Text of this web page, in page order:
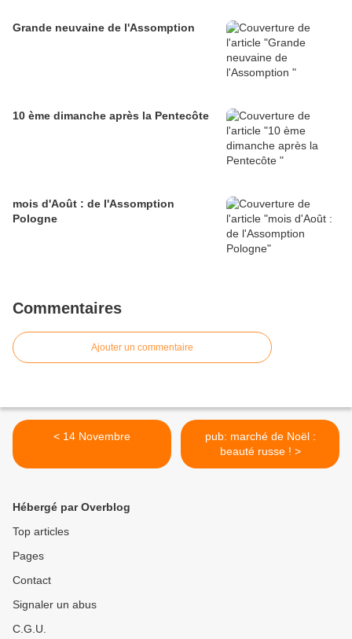
Grande neuvaine de l'Assomption
10 ème dimanche après la Pentecôte
mois d'Août : de l'Assomption
Pologne
Commentaires
Ajouter un commentaire
< 14 Novembre
pub: marché de Noël :
beauté russe ! >
Hébergé par Overblog
Top articles
Pages
Contact
Signaler un abus
C.G.U.